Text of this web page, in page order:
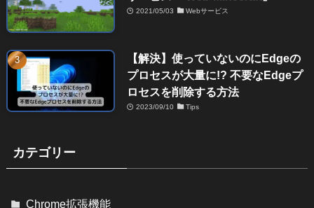
2021/05/03 Webサービス
【解決】使っていないのにEdgeの
プロセスが大量に!? 不要なEdgeプ
ロセスを削除する方法
2023/09/10 Tips
カテゴリー
Chrome拡張機能